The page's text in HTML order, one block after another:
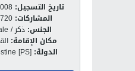
تاريخ التسجيل:
المشاركات:
الجنس: ذكر / Male
مكان الإقامة:
الدولة: [PS]